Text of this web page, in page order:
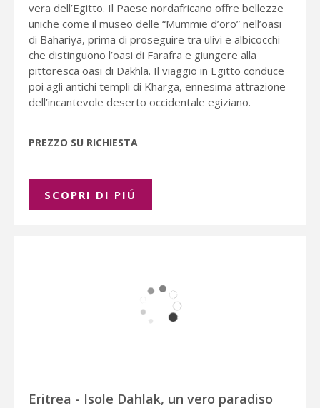
vera dell’Egitto. Il Paese nordafricano offre bellezze
uniche come il museo delle “Mummie d’oro” nell’oasi
di Bahariya, prima di proseguire tra ulivi e albicocchi
che distinguono l’oasi di Farafra e giungere alla
pittoresca oasi di Dakhla. Il viaggio in Egitto conduce
poi agli antichi templi di Kharga, ennesima attrazione
dell’incantevole deserto occidentale egiziano.
PREZZO SU RICHIESTA
SCOPRI DI PIÚ
Eritrea - Isole Dahlak, un vero paradiso